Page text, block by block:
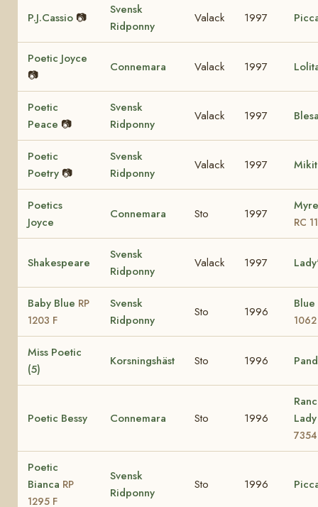
P.J.Cassio 📷
Svensk
Ridponny
Valack 1997
Poetic Joyce
📷
Connemara Valack 1997
Poetic
Peace 📷
Svensk
Ridponny
Valack 1997
Poetic
Poetry 📷
Svensk
Ridponny
Valack 1997
Poetics
Joyce
Connemara Sto 1997
RC
Shakespeare
Svensk
Ridponny
Valack 1997
Baby Blue RP
1203 F
Svensk
Ridponny
Sto 1996
1062
Miss Poetic
(5)
Korsningshäst Sto 1996
Poetic Bessy Connemara Sto 1996
7354
Poetic
Bianca RP
1295 F
Svensk
Ridponny
Sto 1996